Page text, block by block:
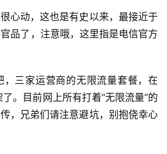
心动，这也是有史以来，最接近于
品了，注意哦，这里指是电信官方
三家运营商的无限流量套餐，在
。目前网上所有打着“无限流量”的
，兄弟们请注意避坑，别抱侥幸心